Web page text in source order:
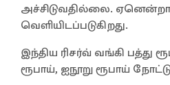
அச்சிடுவதில்லை.
வெளியிடப்படுகிறது.
இந்திய ரிசர்வ் வங்கி பத்து
ரூபாய், ஐநூறு ரூபாய்